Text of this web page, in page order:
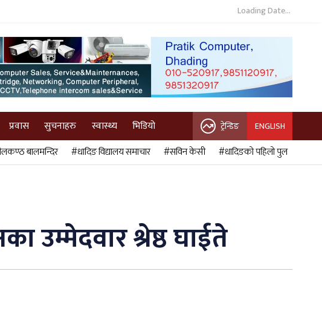
Loading Date...
प्रवास सुचनाहरु स्वास्थ्य भिडियो ट्रेन्डिङ ENGLISH
बालमन्दिर #धादिङ विद्यालय समाचार #सविन केसी #धादिङको पहिलो पुल
उम्मेदवार श्रेष्ठ घाईते